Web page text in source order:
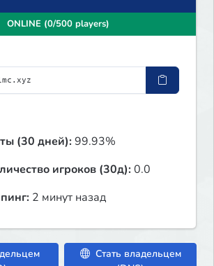
ONLINE (0/500 players)
(30 дней):99.93%
игроков (30д):0.0
2 минут назад
Стать владельцем